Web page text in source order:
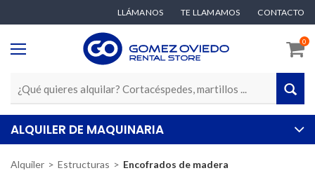
LLÁMANOS TE LLAMAMOS CONTACTO
0
ALQUILER DE MAQUINARIA
Alquiler Estructuras Encofrados de madera